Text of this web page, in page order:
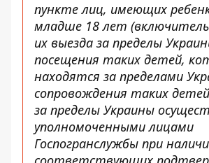
пункте лиц, имеющих
младше 18 лет
их выезда за пределы
посещения таких детей,
находятся за пределами
сопровождения таких
за пределы Украины
уполномоченными лицами
Госпогранслужбы при